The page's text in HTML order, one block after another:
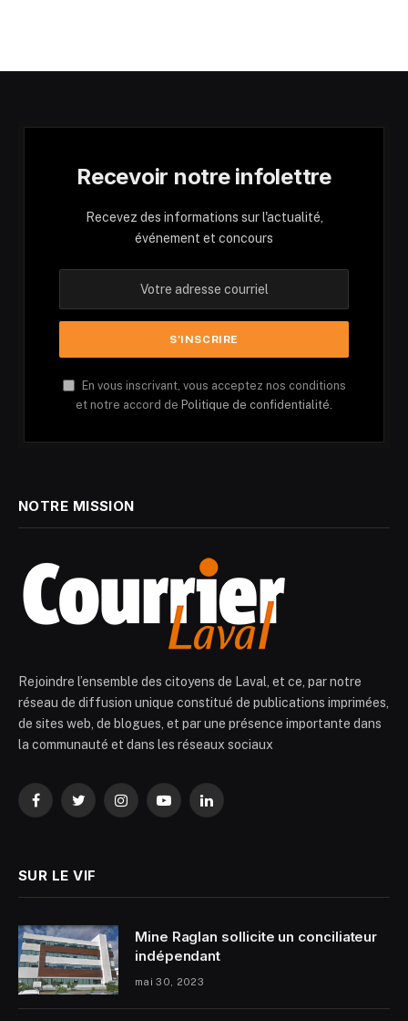
Recevoir notre infolettre
Recevez des informations sur l'actualité,
événement et concours
En vous inscrivant, vous acceptez nos conditions
et notre accord de Politique de confidentialité.
NOTRE MISSION
Rejoindre l’ensemble des citoyens de Laval, et ce, par notre
réseau de diffusion unique constitué de publications imprimées,
de sites web, de blogues, et par une présence importante dans
la communauté et dans les réseaux sociaux
FacebookTwitterInstagramYouTubeLinkedIn
SUR LE VIF
Mine Raglan sollicite un conciliateur
indépendant
mai 30, 2023